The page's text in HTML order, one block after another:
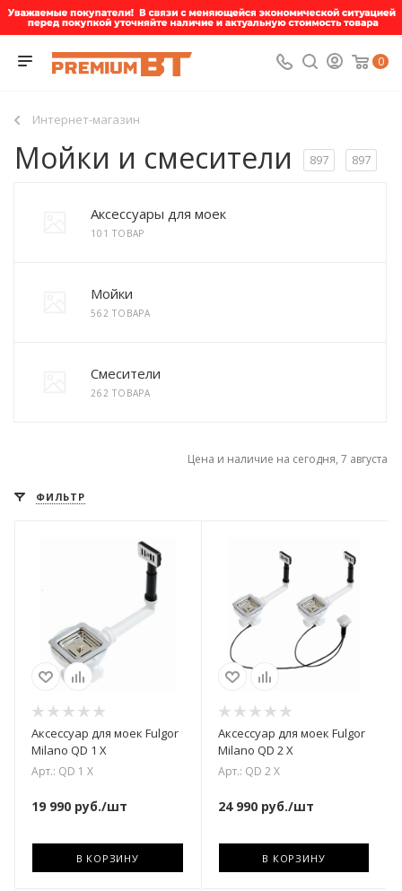
0
Интернет-магазин
Мойки и смесители 897 897
Аксессуары для моек
101 ТОВАР
Мойки
562 ТОВАРА
Смесители
262 ТОВАРА
Цена и наличие на сегодня, 7 августа
ФИЛЬТР
Аксессуар для моек Fulgor
Milano QD 1 X
Арт.: QD 1 X
19 990 руб./шт
В КОРЗИНУ
Аксессуар для моек Fulgor
Milano QD 2 X
Арт.: QD 2 X
24 990руб./шт
В КОРЗИНУ